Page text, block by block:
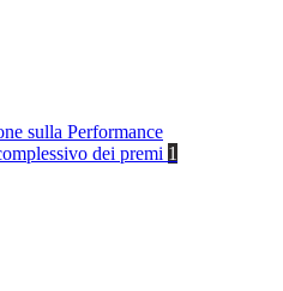
sulla Performance
dei premi 1